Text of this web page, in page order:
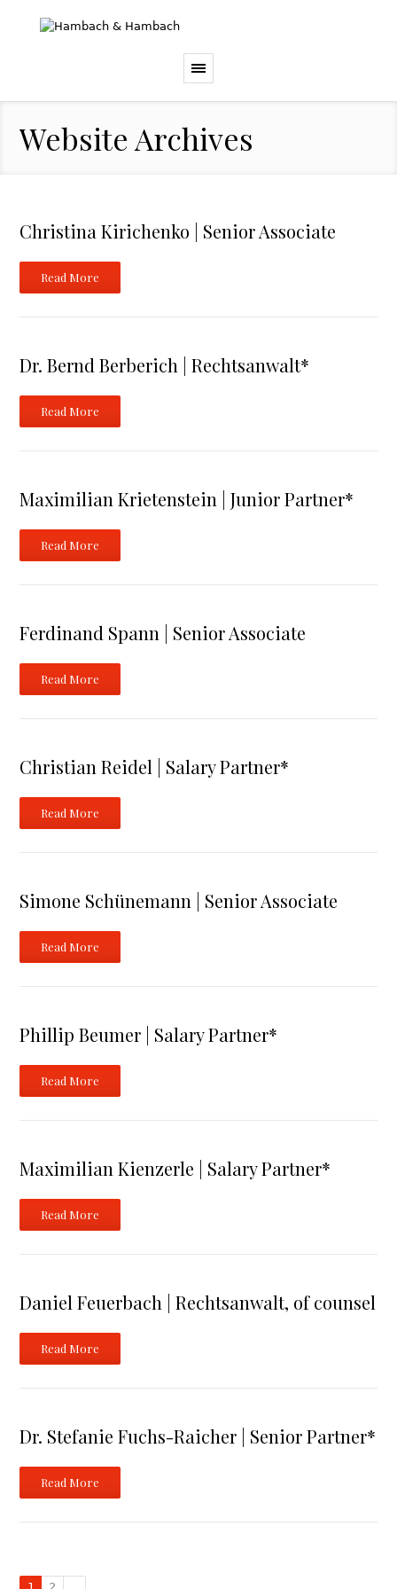
Website Archives
Christina Kirichenko | Senior Associate
Read More
Dr. Bernd Berberich | Rechtsanwalt*
Read More
Maximilian Krietenstein | Junior Partner*
Read More
Ferdinand Spann | Senior Associate
Read More
Christian Reidel | Salary Partner*
Read More
Simone Schünemann | Senior Associate
Read More
Phillip Beumer | Salary Partner*
Read More
Maximilian Kienzerle | Salary Partner*
Read More
Daniel Feuerbach | Rechtsanwalt, of counsel
Read More
Dr. Stefanie Fuchs-Raicher | Senior Partner*
Read More